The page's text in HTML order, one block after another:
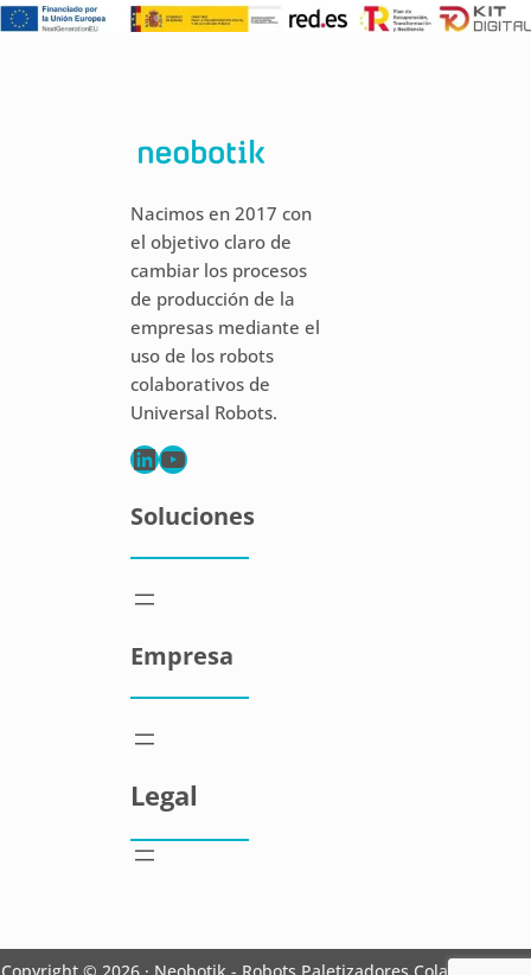
Nacimos en 2017 con
el objetivo claro de
cambiar los procesos
de producción de la
empresas mediante el
uso de los robots
colaborativos de
Universal Robots.
LinkedIn
YouTube
Soluciones
Empresa
Legal